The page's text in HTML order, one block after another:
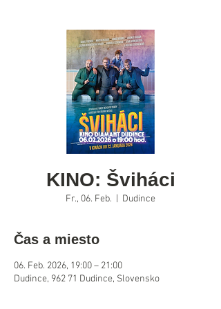
KINO: Šviháci
Fr., 06. Feb. Dudince
Čas a miesto
06. Feb. 2026, 19:00 – 21:00
Dudince, 962 71 Dudince, Slovensko